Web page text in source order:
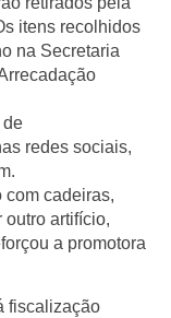
itens recolhidos
na Secretaria
de
redes sociais,
cadeiras,
outro artifício,
a promotora
fiscalização